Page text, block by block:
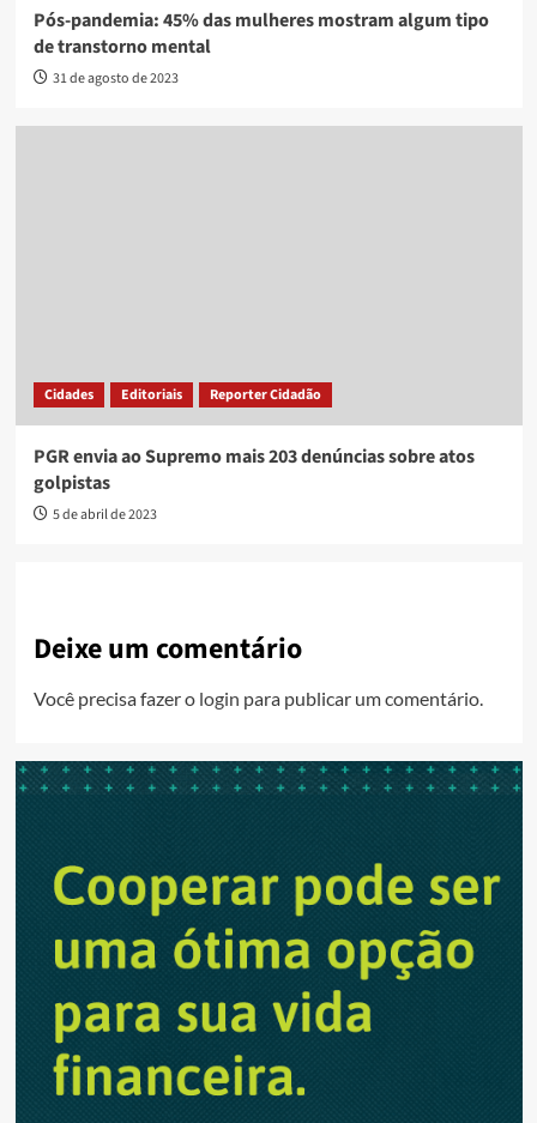
Pós-pandemia: 45% das mulheres mostram algum tipo
de transtorno mental
31 de agosto de 2023
Cidades Editoriais Reporter Cidadão
PGR envia ao Supremo mais 203 denúncias sobre atos
golpistas
5 de abril de 2023
Deixe um comentário
Você precisa fazer o login para publicar um comentário.